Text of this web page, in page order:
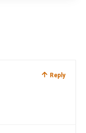
Reply